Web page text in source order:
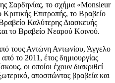
Σαρδηνίας, το σχήμα «Monsieur
Επιτροπής, το Βραβείο
Καλύτερης Διασκευής
το Βραβείο Νεαρού Κοινού.
τους Αντώνη Αντωνίου, Άγγελο
το 2011, έτος δημιουργίας
οι οποίοι έχουν διακριθεί
αποσπώντας βραβεία και